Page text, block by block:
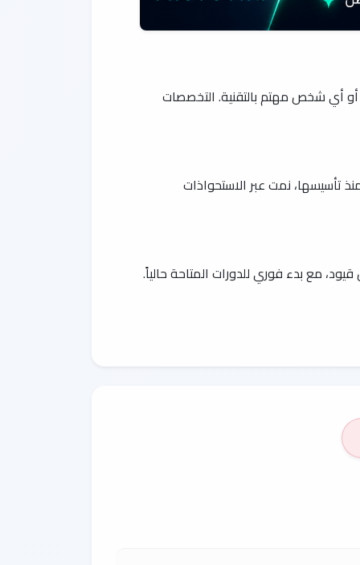
أو أي شخص مهتم بالتقنية. التخصصات
تأسيسها، نمت عبر الاستحواذات
مع بدء فوري للدورات المتاحة حالياً.